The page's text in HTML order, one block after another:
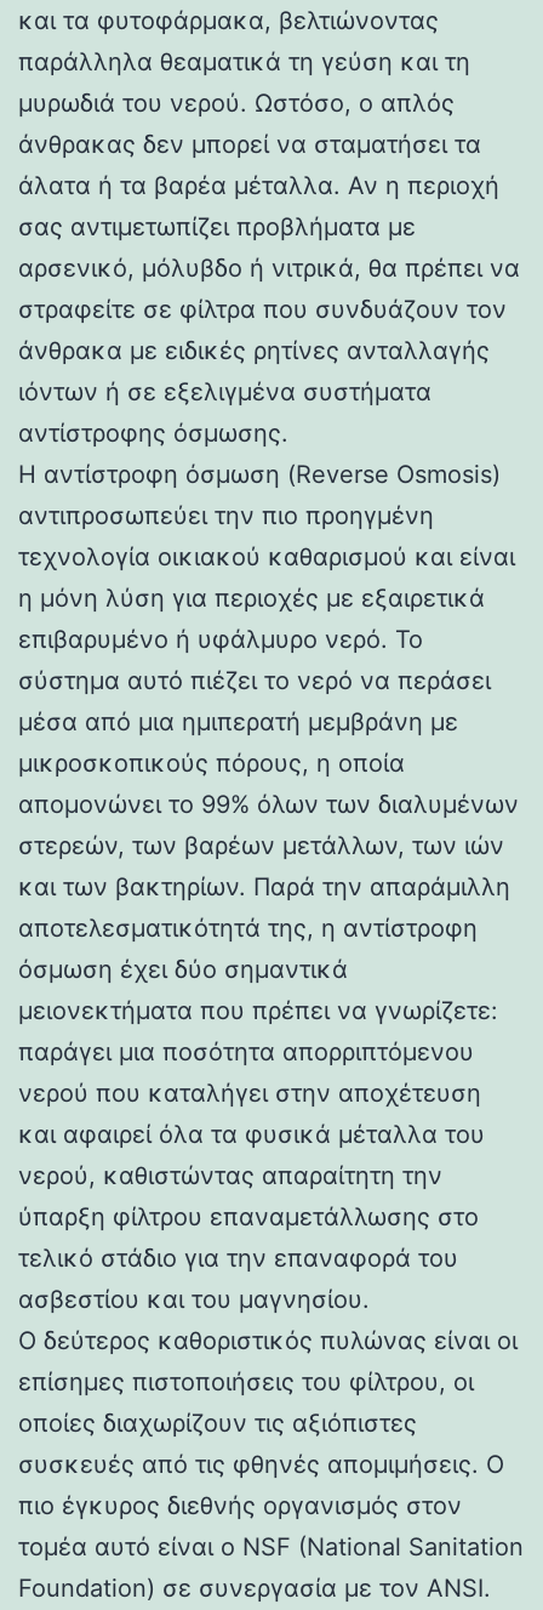
και τα φυτοφάρμακα, βελτιώνοντας
παράλληλα θεαματικά τη γεύση και τη
μυρωδιά του νερού. Ωστόσο, ο απλός
άνθρακας δεν μπορεί να σταματήσει τα
άλατα ή τα βαρέα μέταλλα. Αν η περιοχή
σας αντιμετωπίζει προβλήματα με
αρσενικό, μόλυβδο ή νιτρικά, θα πρέπει να
στραφείτε σε φίλτρα που συνδυάζουν τον
άνθρακα με ειδικές ρητίνες ανταλλαγής
ιόντων ή σε εξελιγμένα συστήματα
αντίστροφης όσμωσης.
Η αντίστροφη όσμωση (Reverse Osmosis)
αντιπροσωπεύει την πιο προηγμένη
τεχνολογία οικιακού καθαρισμού και είναι
η μόνη λύση για περιοχές με εξαιρετικά
επιβαρυμένο ή υφάλμυρο νερό. Το
σύστημα αυτό πιέζει το νερό να περάσει
μέσα από μια ημιπερατή μεμβράνη με
μικροσκοπικούς πόρους, η οποία
απομονώνει το 99% όλων των διαλυμένων
στερεών, των βαρέων μετάλλων, των ιών
και των βακτηρίων. Παρά την απαράμιλλη
αποτελεσματικότητά της, η αντίστροφη
όσμωση έχει δύο σημαντικά
μειονεκτήματα που πρέπει να γνωρίζετε:
παράγει μια ποσότητα απορριπτόμενου
νερού που καταλήγει στην αποχέτευση
και αφαιρεί όλα τα φυσικά μέταλλα του
νερού, καθιστώντας απαραίτητη την
ύπαρξη φίλτρου επαναμετάλλωσης στο
τελικό στάδιο για την επαναφορά του
ασβεστίου και του μαγνησίου.
Ο δεύτερος καθοριστικός πυλώνας είναι οι
επίσημες πιστοποιήσεις του φίλτρου, οι
οποίες διαχωρίζουν τις αξιόπιστες
συσκευές από τις φθηνές απομιμήσεις. Ο
πιο έγκυρος διεθνής οργανισμός στον
τομέα αυτό είναι ο NSF (National Sanitation
Foundation) σε συνεργασία με τον ANSI.